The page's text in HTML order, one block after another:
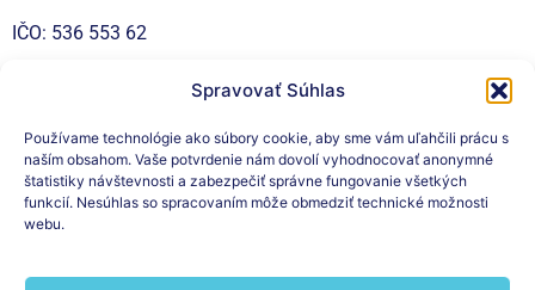
Spravovať Súhlas
Používame technológie ako súbory cookie, aby sme vám uľahčili prácu s
naším obsahom. Vaše potvrdenie nám dovolí vyhodnocovať anonymné
štatistiky návštevnosti a zabezpečiť správne fungovanie všetkých
funkcií. Nesúhlas so spracovaním môže obmedziť technické možnosti
webu.
IČO: 536 553 62
Sociálne siete